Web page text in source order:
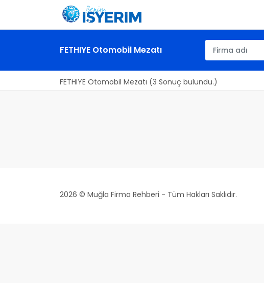
FETHIYE Otomobil Mezatı
FETHIYE Otomobil Mezatı (3 Sonuç bulundu.)
2026 © Muğla Firma Rehberi - Tüm Hakları Saklıdır.